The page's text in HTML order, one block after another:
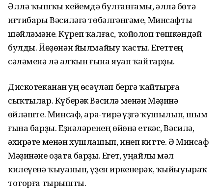
Әллә ҡышҡы кейемдә булғанғамы, әллә бөтә
иғтибары Вәсиләгә төбәлгәнгәме, Минсафты
шәйләмәне. Күреп ҡалғас, ҡойолоп төшкәндәй
булды. Йөҙөнән йылмайыу ҡасты. Егеттең
сәләменә лә һалҡын ғына яуап ҡайтарҙы.
Дискотеканан һуң өсәүләп бергә ҡайтырға
сыҡтылар. Күберәк Вәсилә менән Мәҙинә
һөйләште. Минсаф, ара-тирә һүҙгә ҡушылып, шым
ғына барҙы. Еҙнәләренең өйөнә еткәс, Вәсилә,
әхирәте менән хушлашып, инеп китте. Ә Минсаф
Мәҙинәне оҙата барҙы. Егет, уңайлы мәл
килеүенә ҡыуанып, үҙен иркенерәк, ҡыйыуыраҡ
тоторға тырышты.